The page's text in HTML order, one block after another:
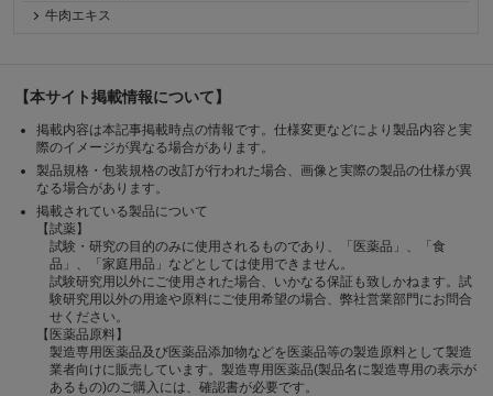
牛肉エキス
【本サイト掲載情報について】
掲載内容は本記事掲載時点の情報です。仕様変更などにより製品内容と実
際のイメージが異なる場合があります。
製品規格・包装規格の改訂が行われた場合、画像と実際の製品の仕様が異
なる場合があります。
掲載されている製品について
【試薬】
試験・研究の目的のみに使用されるものであり、「医薬品」、「食
品」、「家庭用品」などとしては使用できません。
試験研究用以外にご使用された場合、いかなる保証も致しかねます。試
験研究用以外の用途や原料にご使用希望の場合、弊社営業部門にお問合
せください。
【医薬品原料】
製造専用医薬品及び医薬品添加物などを医薬品等の製造原料として製造
業者向けに販売しています。製造専用医薬品(製品名に製造専用の表示が
あるもの)のご購入には、確認書が必要です。